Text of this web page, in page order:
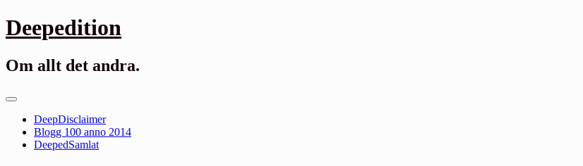
Gå
till
Deepedition
Om allt det andra.
Primär
DeepDisclaimer
Blogg 100 anno 2014
DeepedSamlat